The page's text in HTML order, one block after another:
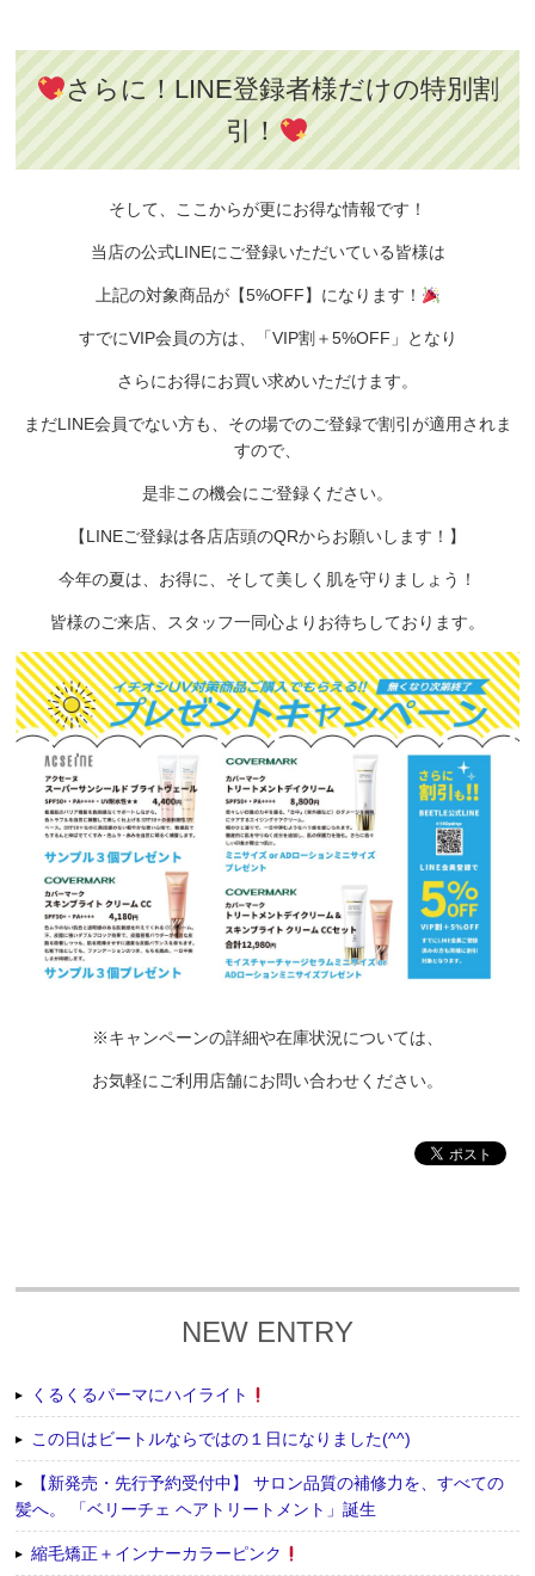
さらに！LINE登録者様だけの特別割
引！
そして、 ここからが更にお得な情報です！
当店の公式LINEにご登録いただいている皆様は
上記の対象商品が【5%OFF】になります！
すでにVIP会員の方は、 「VIP割＋5%OFF」となり
さらにお得にお買い求めいただけます。
まだLINE会員でない方も、 その場でのご登録で割引が適用されま
すので、
是非この機会にご登録ください。
【LINEご登録は各店店頭のQRからお願いします！】
今年の夏は、 お得に、 そして美しく肌を守りましょう！
皆様のご来店、 スタッフ一同心よりお待ちしております。
※キャンペーンの詳細や在庫状況については、
お気軽にご利用店舗にお問い合わせください。
NEW ENTRY
くるくるパーマにハイライト
この日はビートルならではの１日になりました(^^)
【新発売・先行予約受付中】 サロン品質の補修力を、すべての
髪へ。 「ベリーチェ ヘアトリートメント」誕生
縮毛矯正＋インナーカラーピンク